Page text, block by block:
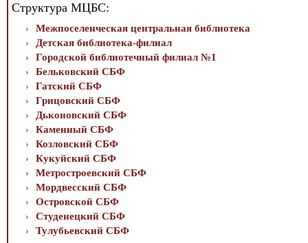
Структура МЦБС:
Межпоселенческая центральная библиотека
Детская библиотека-филиал
Городской библиотечный филиал №1
Бельковский СБФ
Гатский СБФ
Грицовский СБФ
Дьконовский СБФ
Каменный СБФ
Козловский СБФ
Кукуйский СБФ
Метростроевский СБФ
Мордвесский СБФ
Островской СБФ
Студенецкий СБФ
Тулубьевский СБФ